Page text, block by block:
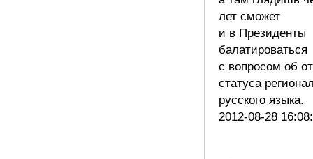
лет сможет
и в Президенты
балатироваться
с вопросом об
статуса
русского языка.
2012-08-28